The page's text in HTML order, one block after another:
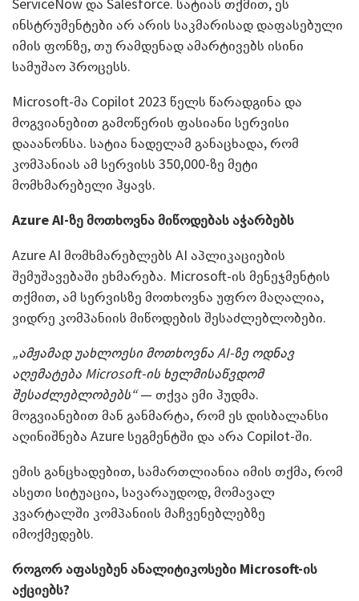
ServiceNow და Salesforce. სატიას თქმით, ეს
ინსტრუმენტები არ არის საკმარისად დაფასებული
იმის ფონზე, თუ რამდენად ამარტივებს ისინი
სამუშაო პროცესს.
Microsoft-მა Copilot 2023 წელს წარადგინა და
მოგვიანებით გამოწერის ფასიანი სერვისი
დააანონსა. სატია ნადელამ განაცხადა, რომ
კომპანიას ამ სერვისს 350,000-ზე მეტი
მომხმარებელი ჰყავს.
Azure AI-ზე მოთხოვნა მიწოდებას აჭარბებს
Azure AI მომხმარებლებს AI აპლიკაციების
შემუშავებაში ეხმარება. Microsoft-ის მენეჯმენტის
თქმით, ამ სერვისზე მოთხოვნა უფრო მაღალია,
ვიდრე კომპანიის მიწოდების შესაძლებლობები.
„ამჟამად უახლოესი მოთხოვნა AI-ზე ოდნავ
აღემატება Microsoft-ის ხელმისაწვდომ
შესაძლებლობებს“— თქვა ემი ჰუდმა.
მოგვიანებით მან განმარტა, რომ ეს დისბალანსი
აღინიშნება Azure სეგმენტში და არა Copilot-ში.
ემის განცხადებით, სამართლიანია იმის თქმა, რომ
ასეთი სიტუაცია, სავარაუდოდ, მომავალ
კვარტალში კომპანიის მაჩვენებლებზე
იმოქმედებს.
როგორ აფასებენ ანალიტიკოსები Microsoft-ის
აქციებს?